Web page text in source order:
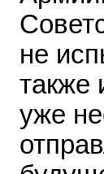
не
также
уже